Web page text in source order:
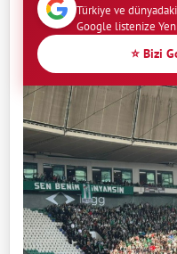
Türkiye ve
Google listenize
⭐ Bizi